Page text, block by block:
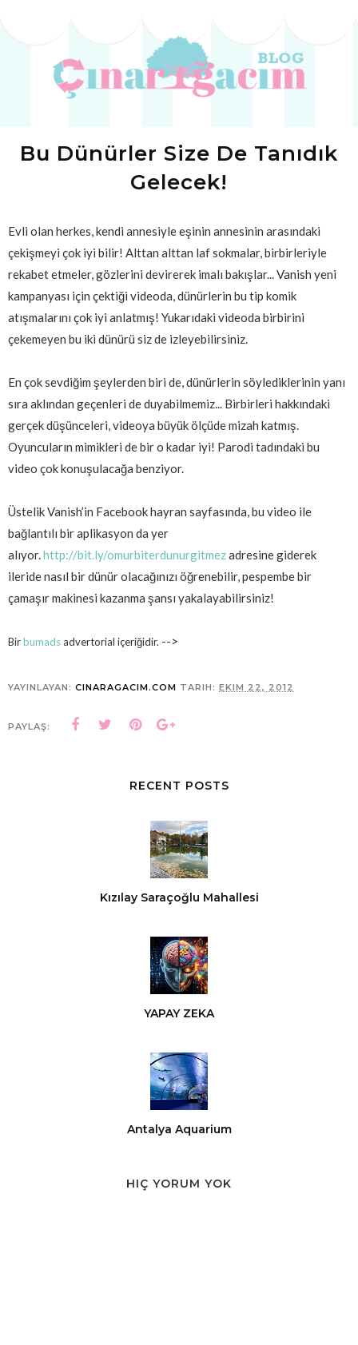
Bu Dünürler Size De Tanıdık
Gelecek!
Evli olan herkes, kendi annesiyle eşinin annesinin arasındaki
çekişmeyi çok iyi bilir! Alttan alttan laf sokmalar, birbirleriyle
rekabet etmeler, gözlerini devirerek imalı bakışlar... Vanish yeni
kampanyası için çektiği videoda, dünürlerin bu tip komik
atışmalarını çok iyi anlatmış! Yukarıdaki videoda birbirini
çekemeyen bu iki dünürü siz de izleyebilirsiniz.
En çok sevdiğim şeylerden biri de, dünürlerin söylediklerinin yanı
sıra aklından geçenleri de duyabilmemiz... Birbirleri hakkındaki
gerçek düşünceleri, videoya büyük ölçüde mizah katmış.
Oyuncuların mimikleri de bir o kadar iyi! Parodi tadındaki bu
video çok konuşulacağa benziyor.
Üstelik Vanish’in Facebook hayran sayfasında, bu video ile
bağlantılı bir aplikasyon da yer
alıyor.http://bit.ly/omurbiterdunurgitmezadresine giderek
ileride nasıl bir dünür olacağınızı öğrenebilir, pespembe bir
çamaşır makinesi kazanma şansı yakalayabilirsiniz!
Birbumadsadvertorial içeriğidir. -->
YAYINLAYAN: CINARAGACIM.COM TARIH: EKIM 22, 2012
PAYLAŞ:
RECENT POSTS
Kızılay Saraçoğlu Mahallesi
YAPAY ZEKA
Antalya Aquarium
HIÇ YORUM YOK